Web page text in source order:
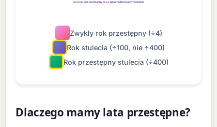
Co 4 rok jest przestępny (z wyjątkami dotyczącymi stuleci)
Zwykły rok przestępny (÷4)
Rok stulecia (÷100, nie ÷400)
Rok przestępny stulecia (÷400)
Dlaczego mamy lata przestępne?